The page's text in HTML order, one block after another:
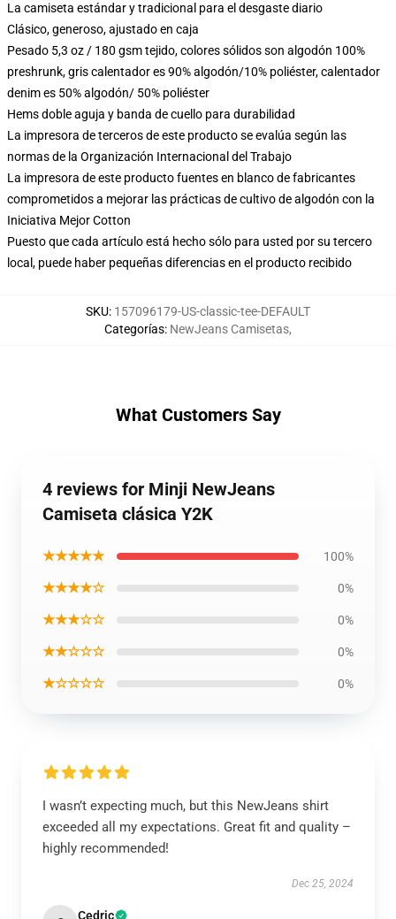
La camiseta estándar y tradicional para el desgaste diario
Clásico, generoso, ajustado en caja
Pesado 5,3 oz / 180 gsm tejido, colores sólidos son algodón 100%
preshrunk, gris calentador es 90% algodón/10% poliéster, calentador
denim es 50% algodón/ 50% poliéster
Hems doble aguja y banda de cuello para durabilidad
La impresora de terceros de este producto se evalúa según las
normas de la Organización Internacional del Trabajo
La impresora de este producto fuentes en blanco de fabricantes
comprometidos a mejorar las prácticas de cultivo de algodón con la
Iniciativa Mejor Cotton
Puesto que cada artículo está hecho sólo para usted por su tercero
local, puede haber pequeñas diferencias en el producto recibido
SKU: 157096179-US-classic-tee-DEFAULT
Categorías: NewJeans Camisetas,
What Customers Say
4 reviews for Minji NewJeans
Camiseta clásica Y2K
★★★★★ 100%
★★★★☆ 0%
★★★☆☆ 0%
★★☆☆☆ 0%
★☆☆☆☆ 0%
I wasn’t expecting much, but this NewJeans shirt
exceeded all my expectations. Great fit and quality –
highly recommended!
Dec 25, 2024
Cedric